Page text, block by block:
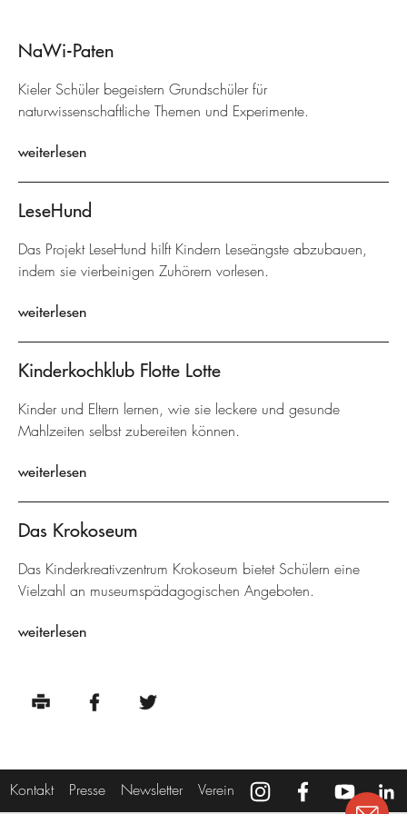
NaWi-Paten
Kieler Schüler begeistern Grundschüler für
naturwissenschaftliche Themen und Experimente.
weiterlesen
LeseHund
Das Projekt LeseHund hilft Kindern Leseängste abzubauen,
indem sie vierbeinigen Zuhörern vorlesen.
weiterlesen
Kinderkochklub Flotte Lotte
Kinder und Eltern lernen, wie sie leckere und gesunde
Mahlzeiten selbst zubereiten können.
weiterlesen
Das Krokoseum
Das Kinderkreativzentrum Krokoseum bietet Schülern eine
Vielzahl an museumspädagogischen Angeboten.
weiterlesen
Kontakt Presse Newsletter Verein